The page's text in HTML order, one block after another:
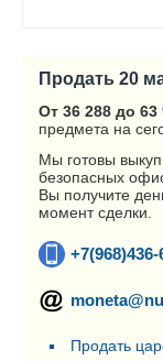
Продать 20
От 36 288 до 63
предмета на
Мы готовы
безопасных
Вы получите
момент сделки.
+7(968)436-
Продать